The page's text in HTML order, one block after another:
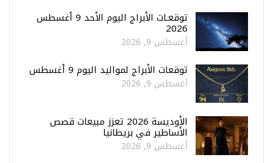
توقعـات الأبراج اليوم الأحد 9 أغسطس
2026
أغسطس 9, 2026
توقعات الأبراج لمواليد اليوم 9 أغسطس
أغسطس 9, 2026
الأوديسة 2026 تعزز مبيعات قصص
الأساطير في بريطانيا
أغسطس 9, 2026